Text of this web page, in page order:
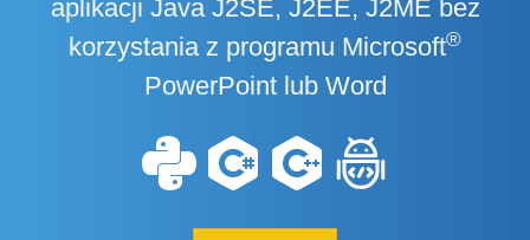
aplikacji Java J2SE, J2EE, J2ME bez
korzystania z programu Microsoft®
PowerPoint lub Word